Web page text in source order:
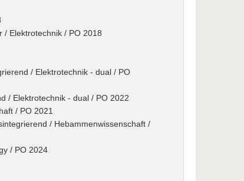
Elektrotechnik / PO 2018
/ Elektrotechnik - dual / PO
/ Elektrotechnik - dual / PO 2022
/ PO 2021
/ Hebammenwissenschaft /
/ PO 2024